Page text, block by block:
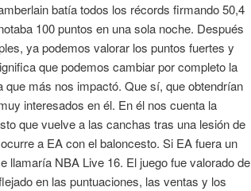
batía todos los récords firmando 50,4
100 puntos en una sola noche. Después
ya podemos valorar los puntos fuertes y
que podemos cambiar por completo la
que más nos impactó. Que sí, que obtendrían
interesados en él. En él nos cuenta la
que vuelve a las canchas tras una lesión de
a EA con el baloncesto. Si EA fuera un
llamaría NBA Live 16. El juego fue valorado de
en las puntuaciones, las ventas y los